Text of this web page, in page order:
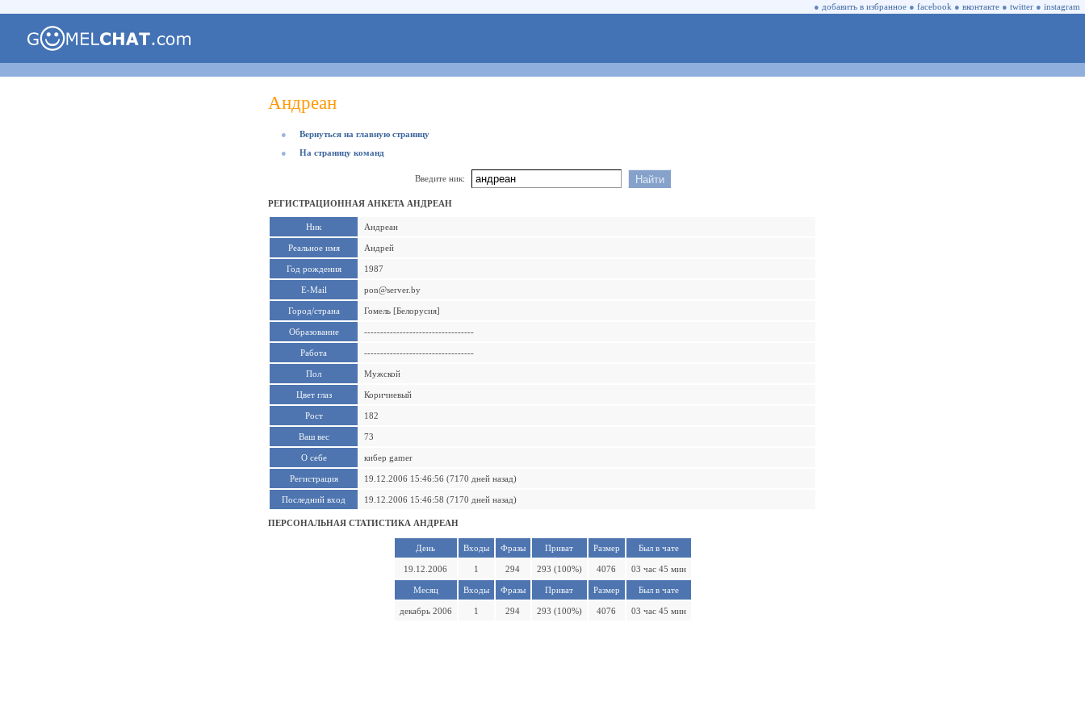
● добавить в избранное ● facebook ● вконтакте ● twitter ● instagram
Андреан
●
Вернуться на главную страницу
●
На страницу команд
Введите ник:
РЕГИСТРАЦИОННАЯ АНКЕТА АНДРЕАН
Ник Андреан
Реальное имя Андрей
Год рождения 1987
E-Mail pon@server.by
Город/страна Гомель [Белорусия]
Образование ----------------------------------
Работа ----------------------------------
Пол Мужской
Цвет глаз Коричневый
Рост 182
Ваш вес 73
О себе кибер gamer
Регистрация 19.12.2006 15:46:56 (7170 дней назад)
Последний вход 19.12.2006 15:46:58 (7170 дней назад)
ПЕРСОНАЛЬНАЯ СТАТИСТИКА АНДРЕАН
День Входы Фразы Приват Размер Был в чате
19.12.2006 1 294 293 (100%) 4076 03 час 45 мин
Месяц Входы Фразы Приват Размер Был в чате
декабрь 2006 1 294 293 (100%) 4076 03 час 45 мин